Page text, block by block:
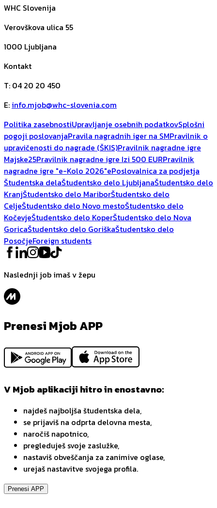
WHC Slovenija
Verovškova ulica 55
1000 Ljubljana
Kontakt
T: 04 20 20 450
E: info.mjob@whc-slovenia.com
Politika zasebnostiUpravljanje osebnih podatkovSplošni
pogoji poslovanjaPravila nagradnih iger na SMPravilnik o
upravičenosti do nagrade (ŠKIS)Pravilnik nagradne igre
Majske25Pravilnik nagradne igre Izi 500 EURPravilnik
nagradne igre "e-Kolo 2026"ePoslovalnica za podjetja
Študentska delaŠtudentsko delo LjubljanaŠtudentsko delo
KranjŠtudentsko delo MariborŠtudentsko delo
CeljeŠtudentsko delo Novo mestoŠtudentsko delo
KočevjeŠtudentsko delo KoperŠtudentsko delo Nova
GoricaŠtudentsko delo GoriškaŠtudentsko delo
PosočjeForeign students
Naslednji job imaš v žepu
Prenesi Mjob APP
V Mjob aplikaciji hitro in enostavno:
najdeš najboljša študentska dela,
se prijaviš na odprta delovna mesta,
naročiš napotnico,
pregleduješ svoje zaslužke,
nastaviš obveščanja za zanimive oglase,
urejaš nastavitve svojega profila.
Prenesi APP